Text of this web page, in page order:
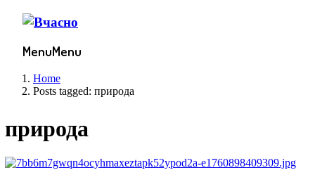
MenuMenu
Home
Posts tagged: природа
природа